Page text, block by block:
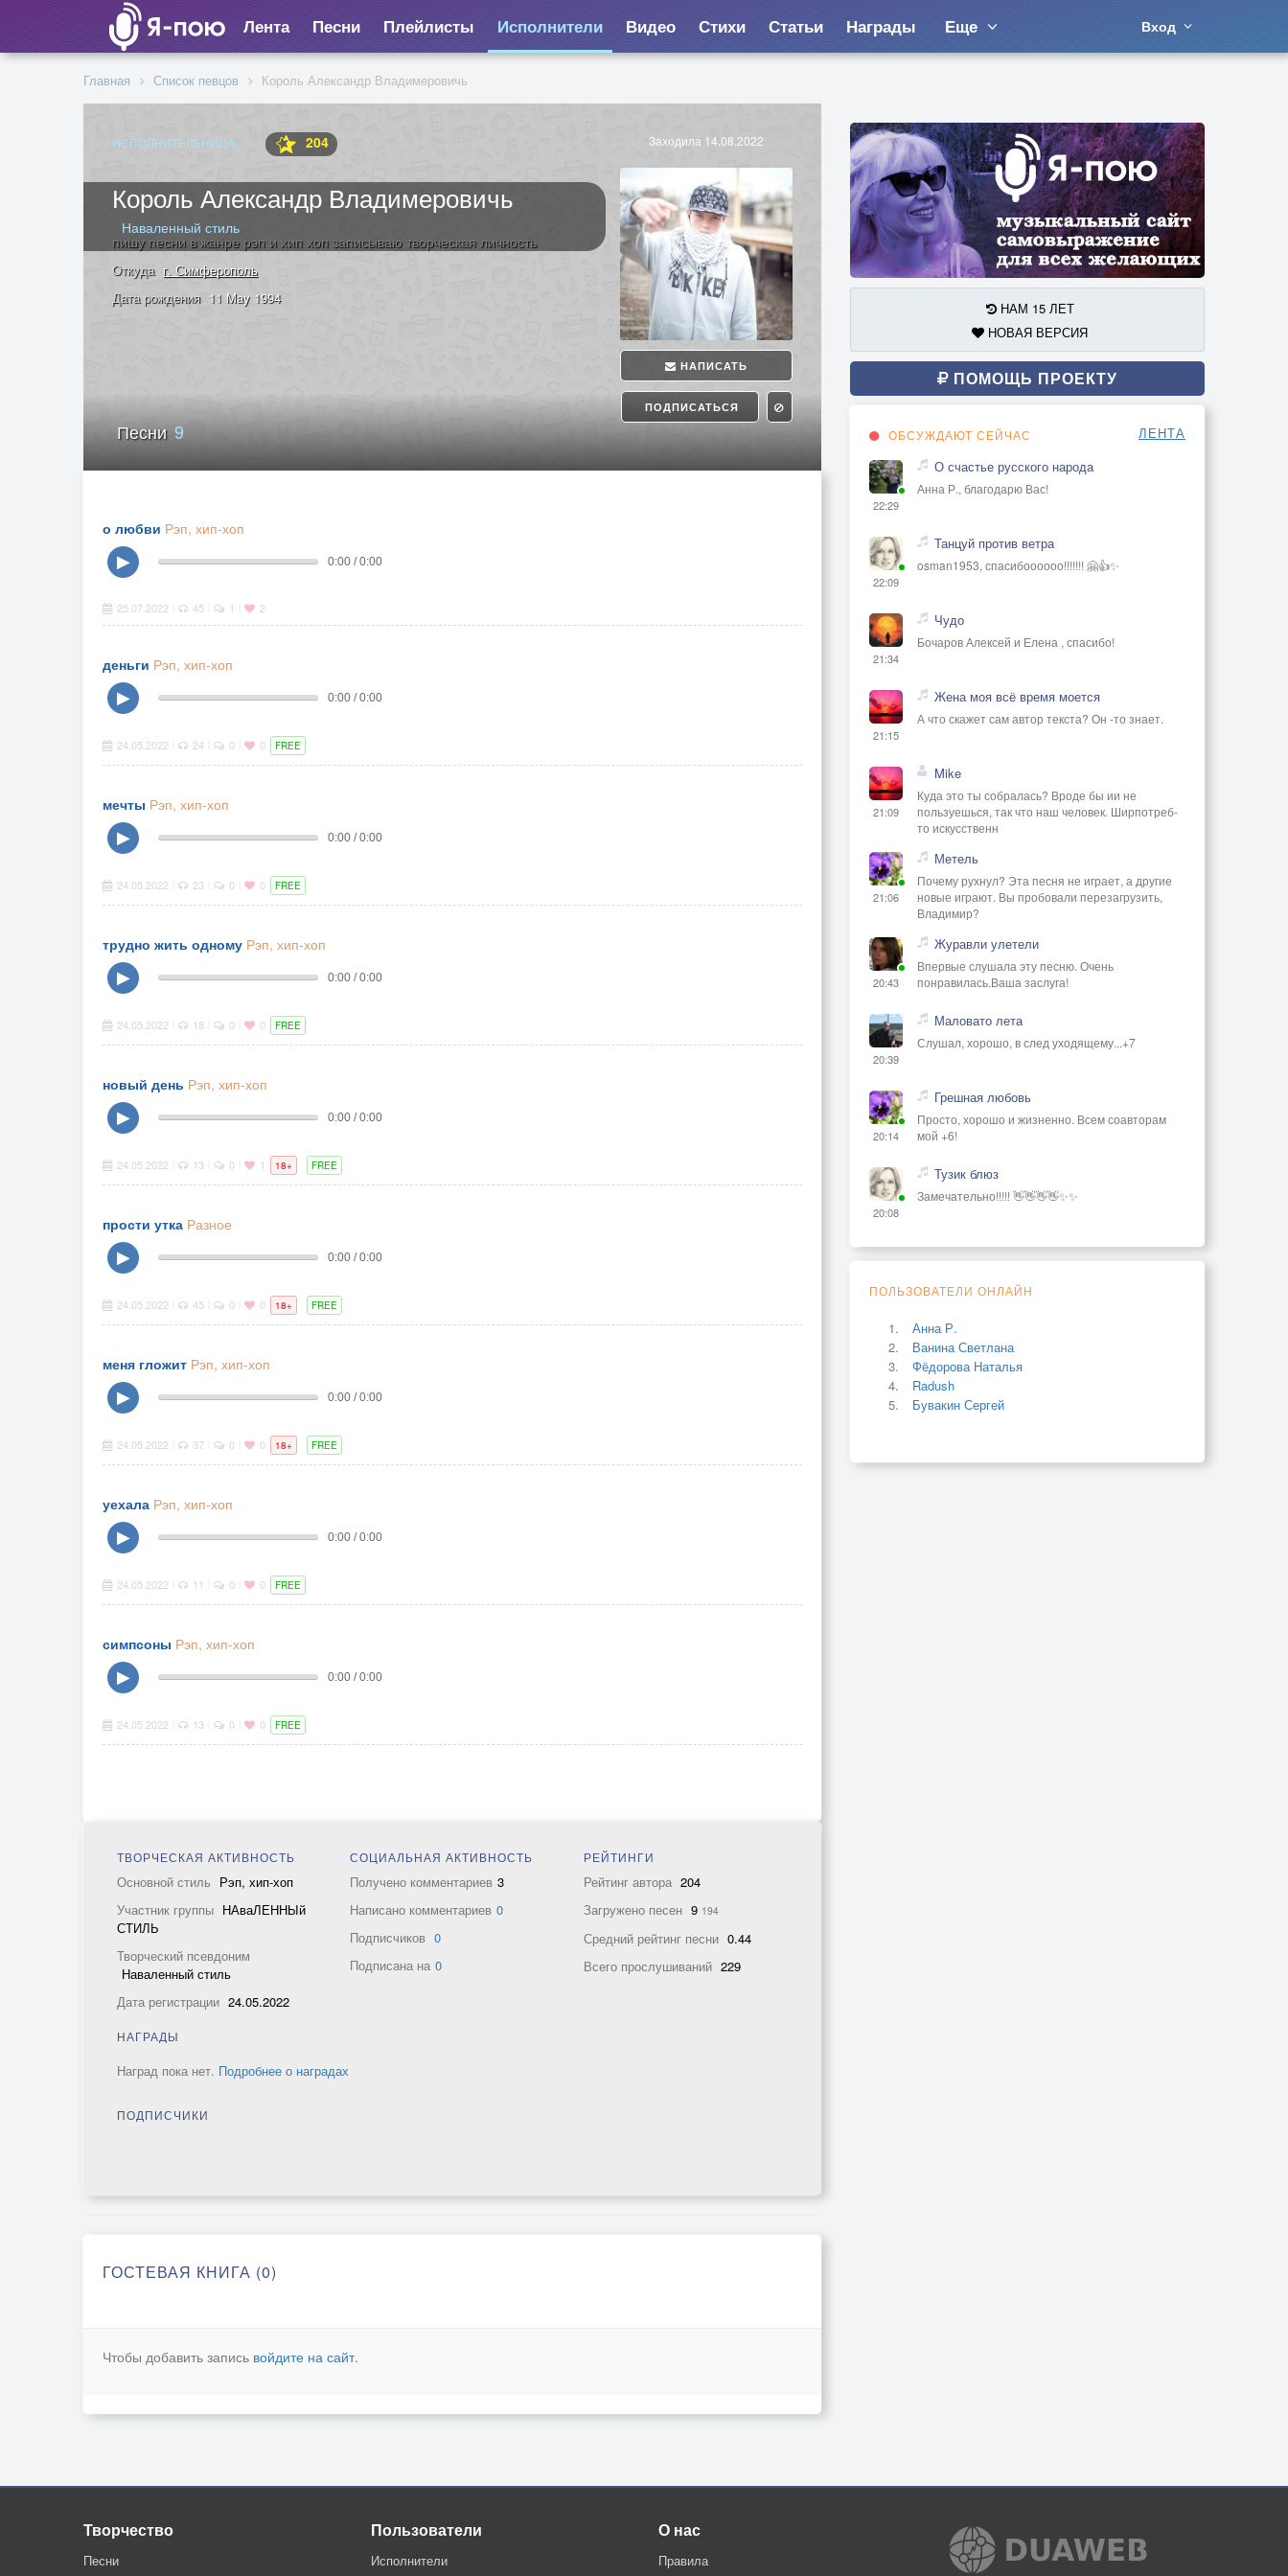
Лента Песни Плейлисты Исполнители Видео Стихи Статьи Награды Еще Вход
Главная Список певцов Король Александр Владимеровичь
ИСПОЛНИТЕЛЬНИЦА 204
Король Александр Владимеровичь
Наваленный стиль
Заходила 14.08.2022
НАПИСАТЬ
ПОДПИСАТЬСЯ
пишу песни в жанре рэп и хип хоп записываю творческая личность
Откуда г. Симферополь
Дата рождения 11 May 1994
Песни9
о любви Рэп, хип-хоп
▶
0:00 / 0:00
25.07.2022 45 1 2
деньги Рэп, хип-хоп
▶
0:00 / 0:00
24.05.2022 24 0 0 FREE
мечты Рэп, хип-хоп
▶
0:00 / 0:00
24.05.2022 23 0 0 FREE
трудно жить одному Рэп, хип-хоп
▶
0:00 / 0:00
24.05.2022 18 0 0 FREE
новый день Рэп, хип-хоп
▶
0:00 / 0:00
24.05.2022 13 0 1 18+ FREE
прости утка Разное
▶
0:00 / 0:00
24.05.2022 45 0 0 18+ FREE
меня гложит Рэп, хип-хоп
▶
0:00 / 0:00
24.05.2022 37 0 0 18+ FREE
уехала Рэп, хип-хоп
▶
0:00 / 0:00
24.05.2022 11 0 0 FREE
симпсоны Рэп, хип-хоп
▶
0:00 / 0:00
24.05.2022 13 0 0 FREE
ТВОРЧЕСКАЯ АКТИВНОСТЬ
Основной стиль Рэп, хип-хоп
Участник группы НАваЛЕННЫй
СТИЛЬ
Творческий псевдоним
Наваленный стиль
Дата регистрации 24.05.2022
СОЦИАЛЬНАЯ АКТИВНОСТЬ
Получено комментариев 3
Написано комментариев 0
Подписчиков 0
Подписана на 0
РЕЙТИНГИ
Рейтинг автора 204
Загружено песен 9 194
Средний рейтинг песни 0.44
Всего прослушиваний 229
НАГРАДЫ
Наград пока нет. Подробнее о наградах
ПОДПИСЧИКИ
ГОСТЕВАЯ КНИГА (0)
Чтобы добавить запись войдите на сайт.
НАМ 15 ЛЕТ
НОВАЯ ВЕРСИЯ
ПОМОЩЬ ПРОЕКТУ
ОБСУЖДАЮТ СЕЙЧАС ЛЕНТА
22:29
О счастье русского народа
Анна Р., благодарю Вас!
22:09
Танцуй против ветра
osman1953, спасибоооооо!!!!!!! 🤗👍✨
21:34
Чудо
Бочаров Алексей и Елена , спасибо!
21:15
Жена моя всё время моется
А что скажет сам автор текста? Он -то знает.
21:09
Mike
Куда это ты собралась? Вроде бы ии не
пользуешься, так что наш человек. Ширпотреб-
то искусственн
21:06
Метель
Почему рухнул? Эта песня не играет, а другие
новые играют. Вы пробовали перезагрузить,
Владимир?
20:43
Журавли улетели
Впервые слушала эту песню. Очень
понравилась.Ваша заслуга!
20:39
Маловато лета
Слушал, хорошо, в след уходящему...+7
20:14
Грешная любовь
Просто, хорошо и жизненно. Всем соавторам
мой +6!
20:08
Тузик блюз
Замечательно!!!!! 👋👋👋👋✨✨
ПОЛЬЗОВАТЕЛИ ОНЛАЙН
Анна Р.
Ванина Светлана
Фёдорова Наталья
Radush
Бувакин Сергей
Творчество
Песни
Пользователи
Исполнители
О нас
Правила